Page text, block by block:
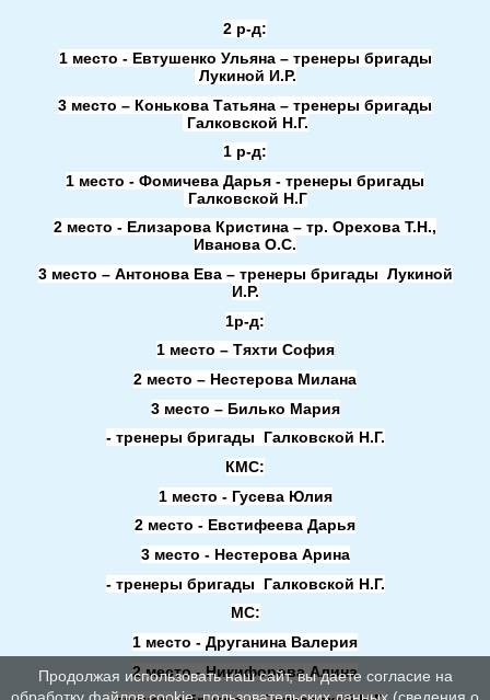
2 р-д:
1 место - Евтушенко Ульяна – тренеры бригады
Лукиной И.Р.
3 место – Конькова Татьяна – тренеры бригады
Галковской Н.Г.
1 р-д:
1 место - Фомичева Дарья - тренеры бригады
Галковской Н.Г
2 место - Елизарова Кристина – тр. Орехова Т.Н.,
Иванова О.С.
3 место – Антонова Ева – тренеры бригады Лукиной
И.Р.
1р-д:
1 место – Тяхти София
2 место – Нестерова Милана
3 место – Билько Мария
- тренеры бригады Галковской Н.Г.
КМС:
1 место - Гусева Юлия
2 место - Евстифеева Дарья
3 место - Нестерова Арина
- тренеры бригады Галковской Н.Г.
МС:
1 место - Друганина Валерия
2 место - Никифорова Алина
Продолжая использовать наш сайт, вы даете согласие на